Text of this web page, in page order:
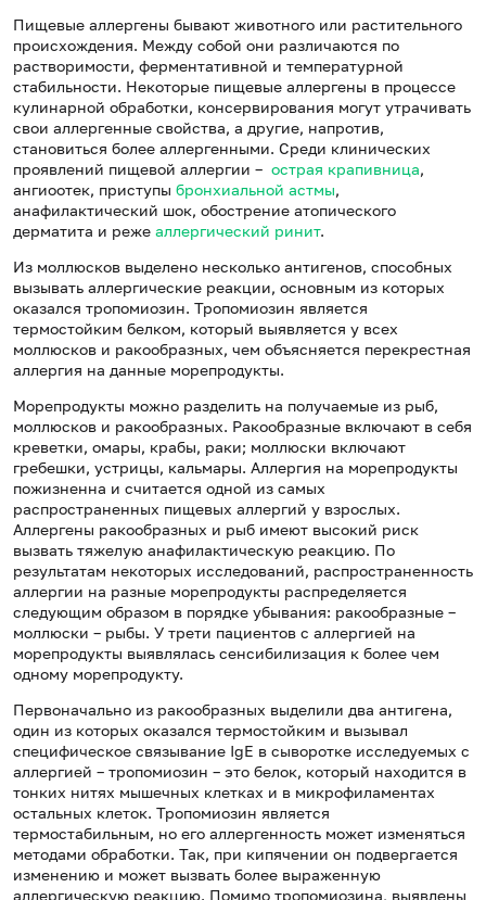
Пищевые аллергены бывают животного или растительного
происхождения. Между собой они различаются по
растворимости, ферментативной и температурной
стабильности. Некоторые пищевые аллергены в процессе
кулинарной обработки, консервирования могут утрачивать
свои аллергенные свойства, а другие, напротив,
становиться более аллергенными. Среди клинических
проявлений пищевой аллергии – острая крапивница,
ангиоотек, приступы бронхиальной астмы,
анафилактический шок, обострение атопического
дерматита и реже аллергический ринит.
Из моллюсков выделено несколько антигенов, способных
вызывать аллергические реакции, основным из которых
оказался тропомиозин. Тропомиозин является
термостойким белком, который выявляется у всех
моллюсков и ракообразных, чем объясняется перекрестная
аллергия на данные морепродукты.
Морепродукты можно разделить на получаемые из рыб,
моллюсков и ракообразных. Ракообразные включают в себя
креветки, омары, крабы, раки; моллюски включают
гребешки, устрицы, кальмары. Аллергия на морепродукты
пожизненна и считается одной из самых
распространенных пищевых аллергий у взрослых.
Аллергены ракообразных и рыб имеют высокий риск
вызвать тяжелую анафилактическую реакцию. По
результатам некоторых исследований, распространенность
аллергии на разные морепродукты распределяется
следующим образом в порядке убывания: ракообразные –
моллюски – рыбы. У трети пациентов с аллергией на
морепродукты выявлялась сенсибилизация к более чем
одному морепродукту.
Первоначально из ракообразных выделили два антигена,
один из которых оказался термостойким и вызывал
специфическое связывание IgE в сыворотке исследуемых с
аллергией – тропомиозин – это белок, который находится в
тонких нитях мышечных клетках и в микрофиламентах
остальных клеток. Тропомиозин является
термостабильным, но его аллергенность может изменяться
методами обработки. Так, при кипячении он подвергается
изменению и может вызвать более выраженную
аллергическую реакцию. Помимо тропомиозина, выявлены